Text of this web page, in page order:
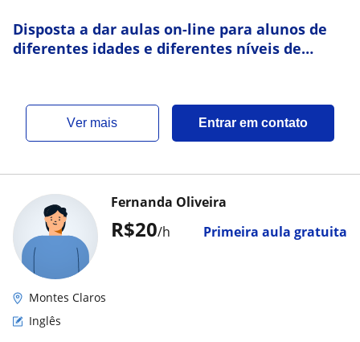
Disposta a dar aulas on-line para alunos de
diferentes idades e diferentes níveis de
ver mais Entrar em contato
R$20/h Primeira aula gratuita
Fernanda Oliveira
Montes Claros
Inglês